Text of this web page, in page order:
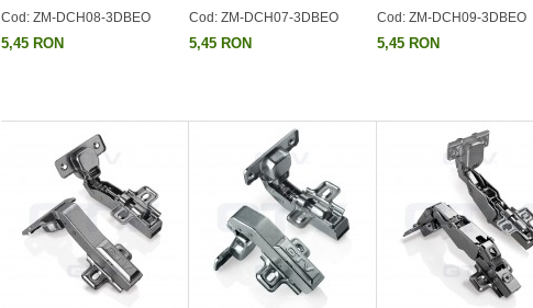
Cod: ZM-DCH08-3DBEO
5,45 RON
Cod: ZM-DCH07-3DBEO
5,45 RON
Cod: ZM-DCH09-3DBEO
5,45 RON